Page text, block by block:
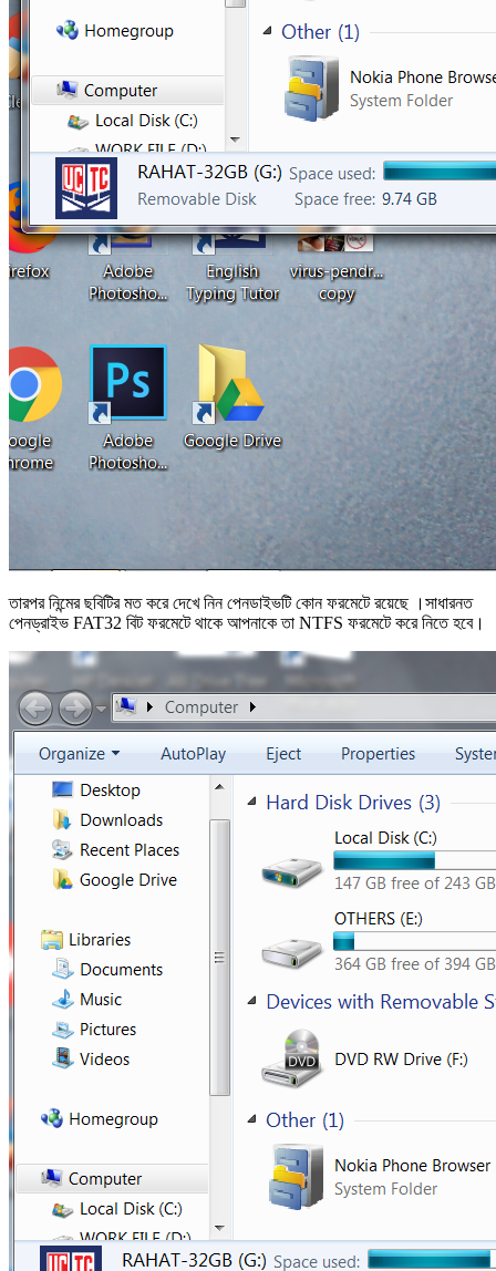
তারপর নিন্মের ছবিটির মত করে দেখে নিন পেনডাইভটি কোন ফরমেটে রয়েছে ।সাধারনত
পেনড্রাইভ FAT32 বিট ফরমেটে থাকে আপনাকে তা NTFS ফরমেটে করে নিতে হবে।